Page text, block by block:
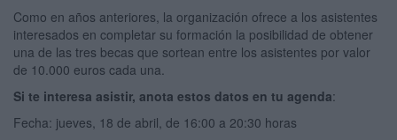
Como en años anteriores, la organización ofrece a los asistentes
interesados en completar su formación la posibilidad de obtener
una de las tres becas que sortean entre los asistentes por valor
de 10.000 euros cada una.
Si te interesa asistir, anota estos datos en tu agenda:
Fecha: jueves, 18 de abril, de 16:00 a 20:30 horas